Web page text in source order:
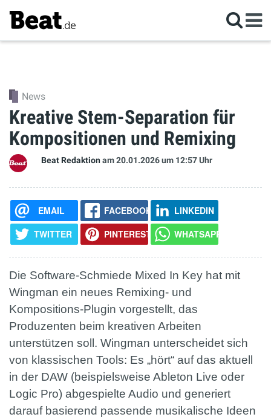
News
Kreative Stem-Separation für
Kompositionen und Remixing
Beat Redaktionam 20.01.2026um 12:57 Uhr
EMAIL FACEBOOK
LINKEDIN
TWITTER
PINTEREST WHATSAPP
Die Software-Schmiede Mixed In Key hat mit
Wingman ein neues Remixing- und
Kompositions-Plugin vorgestellt, das
Produzenten beim kreativen Arbeiten
unterstützen soll. Wingman unterscheidet sich
von klassischen Tools: Es „hört“ auf das aktuell
in der DAW (beispielsweise Ableton Live oder
Logic Pro) abgespielte Audio und generiert
darauf basierend passende musikalische Ideen